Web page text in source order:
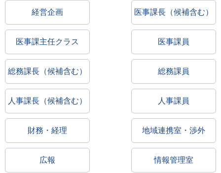
経営企画 医事課長（候補含む）
医事課主任クラス 医事課員
総務課長（候補含む） 総務課員
人事課長（候補含む） 人事課員
財務・経理 地域連携室・渉外
広報 情報管理室